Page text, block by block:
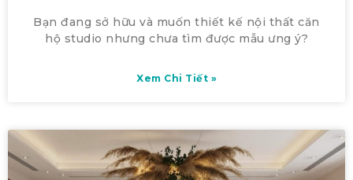
Bạn đang sở hữu và muốn thiết kế nội thất căn
hộ studio nhưng chưa tìm được mẫu ưng ý?
Xem Chi Tiết »